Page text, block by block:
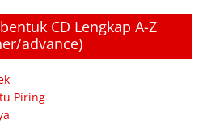
CD Lengkap A-Z
advance)
Piring